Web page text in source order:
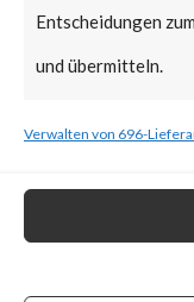
Entscheidungen
und übermitteln.
Verwalten von 696-
no patch
released
actively
wild.
patches